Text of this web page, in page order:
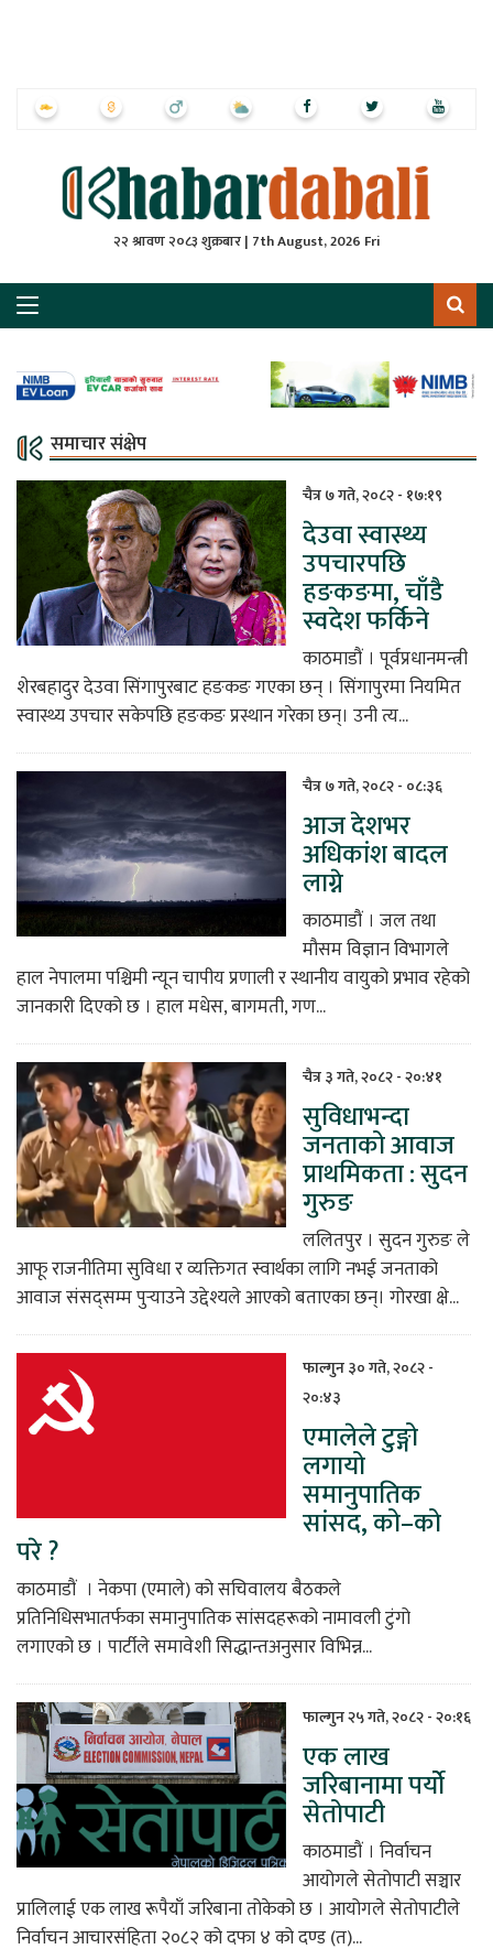
२२ श्रावण २०८३ शुक्रबार | 7th August, 2026 Fri
समाचार संक्षेप
चैत्र ७ गते, २०८२ - १७:१९
देउवा स्वास्थ्य
उपचारपछि
हङकङमा, चाँडै
स्वदेश फर्किने
काठमाडौं । पूर्वप्रधानमन्त्री
शेरबहादुर देउवा सिंगापुरबाट हङकङ गएका छन् । सिंगापुरमा नियमित
स्वास्थ्य उपचार सकेपछि हङकङ प्रस्थान गरेका छन्। उनी त्य...
चैत्र ७ गते, २०८२ - ०८:३६
आज देशभर
अधिकांश बादल
लाग्ने
काठमाडौं । जल तथा
मौसम विज्ञान विभागले
हाल नेपालमा पश्चिमी न्यून चापीय प्रणाली र स्थानीय वायुको प्रभाव रहेको
जानकारी दिएको छ । हाल मधेस, बागमती, गण...
चैत्र ३ गते, २०८२ - २०:४१
सुविधाभन्दा
जनताको आवाज
प्राथमिकता : सुदन
गुरुङ
ललितपुर । सुदन गुरुङ ले
आफू राजनीतिमा सुविधा र व्यक्तिगत स्वार्थका लागि नभई जनताको
आवाज संसद्सम्म पुर्‍याउने उद्देश्यले आएको बताएका छन्। गोरखा क्षे...
फाल्गुन ३० गते, २०८२ -
२०:४३
एमालेले टुङ्गो
लगायो
समानुपातिक
सांसद, को–को
परे ?
काठमाडौं । नेकपा (एमाले) को सचिवालय बैठकले
प्रतिनिधिसभातर्फका समानुपातिक सांसदहरूको नामावली टुंगो
लगाएको छ । पार्टीले समावेशी सिद्धान्तअनुसार विभिन्न...
फाल्गुन २५ गते, २०८२ - २०:१६
एक लाख
जरिबानामा पर्योे
सेतोपाटी
काठमाडौं । निर्वाचन
आयोगले सेतोपाटी सञ्चार
प्रालिलाई एक लाख रूपैयाँ जरिबाना तोकेको छ । आयोगले सेतोपाटीले
निर्वाचन आचारसंहिता २०८२ को दफा ४ को दण्ड (त)...